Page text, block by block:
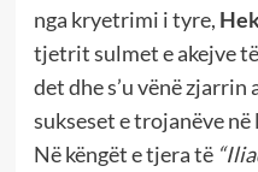
nga kryetrimi i tyre,
tjetrit sulmet e akejve
det dhe s’u vënë zjarrin
sukseset e trojanëve
Në këngët e tjera të